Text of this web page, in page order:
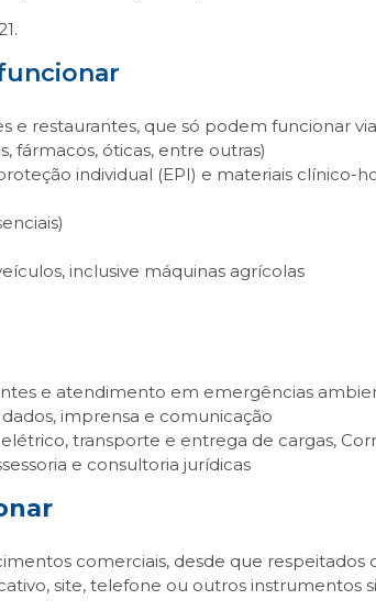
e restaurantes, que só podem funcionar
fármacos, óticas, entre outras)
individual (EPI) e materiais clínico-
inclusive máquinas agrícolas
e atendimento em emergências
imprensa e comunicação
transporte e entrega de cargas,
e consultoria jurídicas
comerciais, desde que respeitados
site, telefone ou outros instrumentos